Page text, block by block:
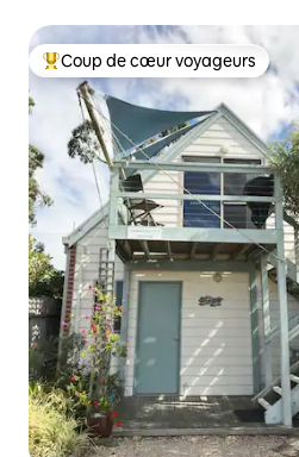
Coups de cœur voyageurs les
Coup de cœur voyageurs